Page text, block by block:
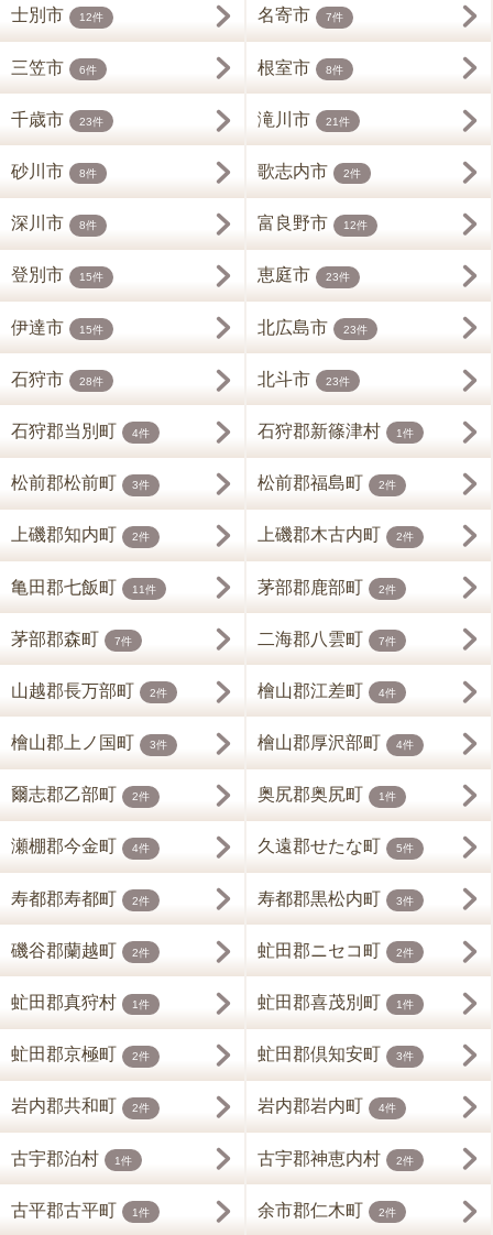
士別市 12件 名寄市 7件
三笠市 6件 根室市 8件
千歳市 23件 滝川市 21件
砂川市 8件 歌志内市 2件
深川市 8件 富良野市 12件
登別市 15件 恵庭市 23件
伊達市 15件 北広島市 23件
石狩市 28件 北斗市 23件
石狩郡当別町 4件 石狩郡新篠津村 1件
松前郡松前町 3件 松前郡福島町 2件
上磯郡知内町 2件 上磯郡木古内町 2件
亀田郡七飯町 11件 茅部郡鹿部町 2件
茅部郡森町 7件 二海郡八雲町 7件
山越郡長万部町 2件 檜山郡江差町 4件
檜山郡上ノ国町 3件 檜山郡厚沢部町 4件
爾志郡乙部町 2件 奥尻郡奥尻町 1件
瀬棚郡今金町 4件 久遠郡せたな町 5件
寿都郡寿都町 2件 寿都郡黒松内町 3件
磯谷郡蘭越町 2件 虻田郡ニセコ町 2件
虻田郡真狩村 1件 虻田郡喜茂別町 1件
虻田郡京極町 2件 虻田郡倶知安町 3件
岩内郡共和町 2件 岩内郡岩内町 4件
古宇郡泊村 1件 古宇郡神恵内村 2件
古平郡古平町 1件 余市郡仁木町 2件